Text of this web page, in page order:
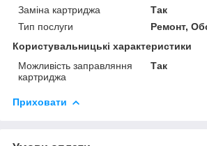
Заміна картриджа
Так
Тип послуги
Ремонт,
Користувальницькі характеристики
Можливість заправляння
картриджа
Так
Приховати